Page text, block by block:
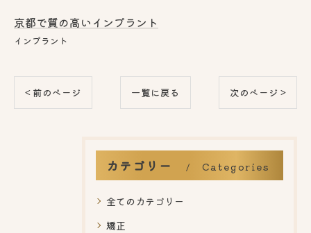
京都で質の高いインプラント
インプラント
< 前のページ 一覧に戻る 次のページ >
カテゴリー Categories
全てのカテゴリー
矯正